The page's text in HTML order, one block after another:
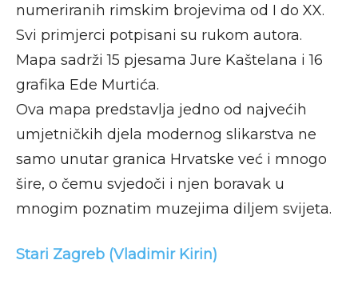
numeriranih rimskim brojevima od I do XX.
Svi primjerci potpisani su rukom autora.
Mapa sadrži 15 pjesama Jure Kaštelana i 16
grafika Ede Murtića.
Ova mapa predstavlja jedno od najvećih
umjetničkih djela modernog slikarstva ne
samo unutar granica Hrvatske već i mnogo
šire, o čemu svjedoči i njen boravak u
mnogim poznatim muzejima diljem svijeta.
Stari Zagreb (Vladimir Kirin)